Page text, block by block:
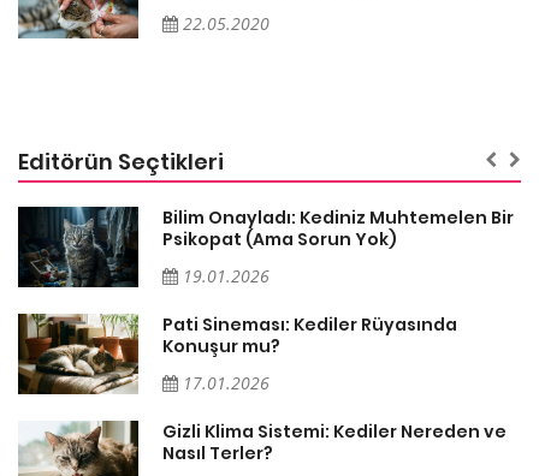
22.05.2020
Editörün Seçtikleri
Bilim Onayladı: Kediniz Muhtemelen Bir
Psikopat (Ama Sorun Yok)
19.01.2026
Pati Sineması: Kediler Rüyasında
Konuşur mu?
17.01.2026
Gizli Klima Sistemi: Kediler Nereden ve
Nasıl Terler?